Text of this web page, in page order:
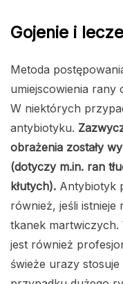
Gojenie i
Metoda
umiejscowienia rany
W niektórych
antybiotyku.
obrażenia zostały
(dotyczy m.in. ran
kłutych). Antybiotyk
również, jeśli istnieje
tkanek
jest również
świeże urazy